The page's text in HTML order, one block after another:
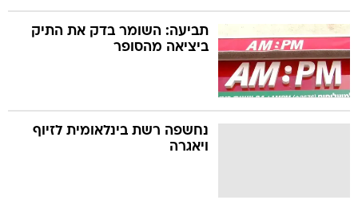
תביעה: השומר בדק את התיק
ביציאה מהסופר
נחשפה רשת בינלאומית לזיוף
ויאגרה